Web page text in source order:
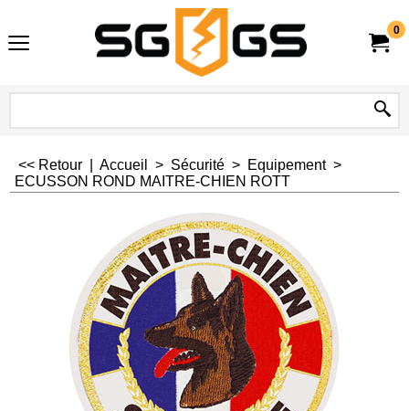
0
<< Retour Accueil > Sécurité > Equipement>
ECUSSON ROND MAITRE-CHIEN ROTT